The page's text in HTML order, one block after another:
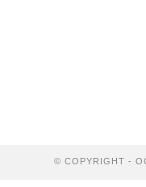
© COPYRIGHT -